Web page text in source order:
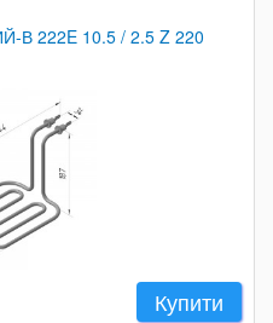
В 222E 10.5 / 2.5 Z 220
Купити